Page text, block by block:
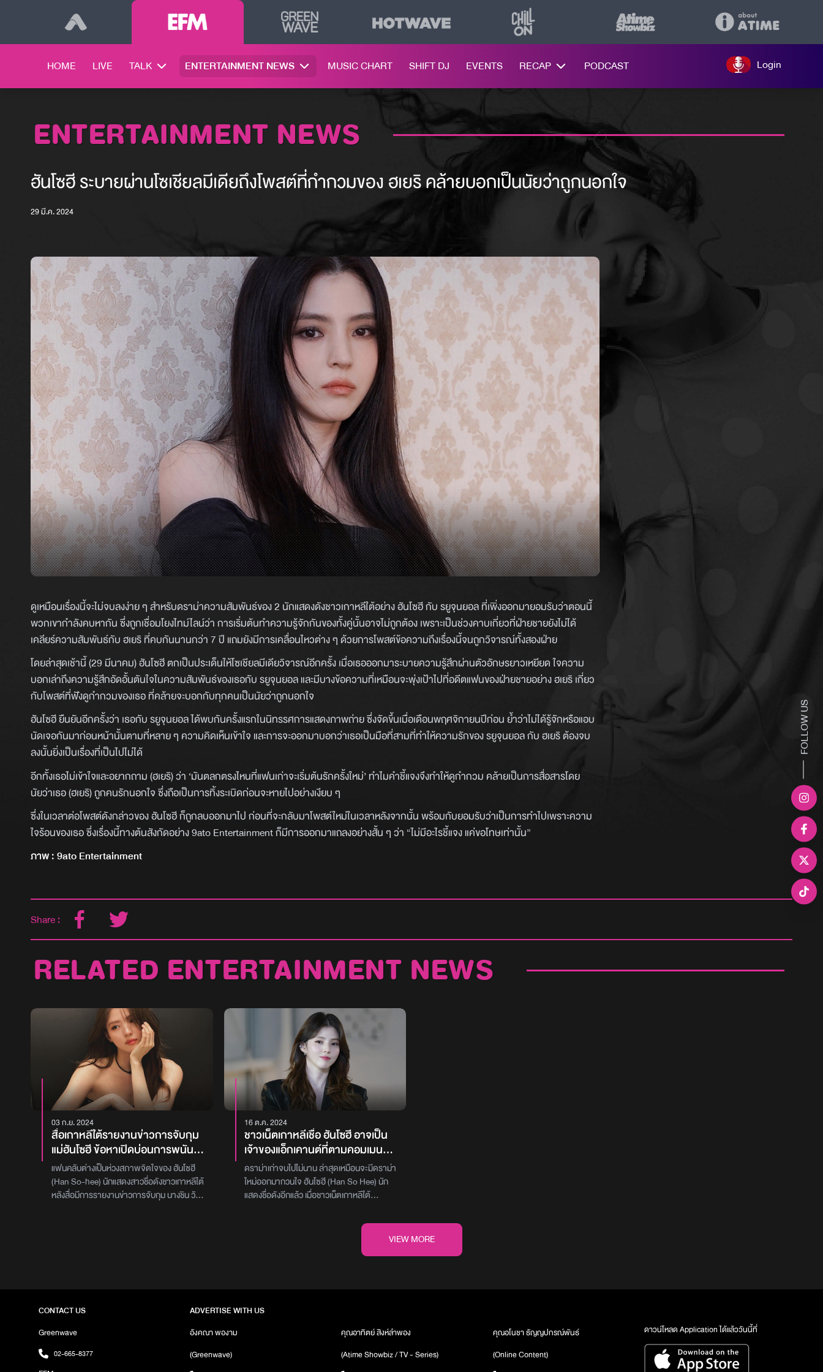
HOME LIVE TALK ENTERTAINMENT NEWS MUSIC CHART SHIFT DJ EVENTS RECAP PODCAST Login
ENTERTAINMENT NEWS
ฮันโซฮี ระบายผ่านโซเชียลมีเดียถึงโพสต์ที่กำกวมของ ฮเยริ คล้ายบอกเป็นนัยว่าถูกนอกใจ
29 มี.ค. 2024
ดูเหมือนเรื่องนี้จะไม่จบลงง่าย ๆ สำหรับดราม่าความสัมพันธ์ของ 2 นักแสดงดังชาวเกาหลีใต้อย่าง ฮันโซฮี กับ รยูจุนยอล ที่เพิ่งออกมายอมรับว่าตอนนี้
พวกเขากำลังคบหากัน ซึ่งถูกเชื่อมโยงไทม์ไลน์ว่า การเริ่มต้นทำความรู้จักกันของทั้งคู่นั้นอาจไม่ถูกต้อง เพราะเป็นช่วงคาบเกี่ยวที่ฝ่ายชายยังไม่ได้
เคลียร์ความสัมพันธ์กับ ฮเยริ ที่คบกันนานกว่า 7 ปี แถมยังมีการเคลื่อนไหวต่าง ๆ ด้วยการโพสต์ข้อความถึงเรื่องนี้จนถูกวิจารณ์ทั้งสองฝ่าย
โดยล่าสุดเช้านี้ (29 มีนาคม) ฮันโซฮี ตกเป็นประเด็นให้โซเชียลมีเดียวิจารณ์อีกครั้ง เมื่อเธอออกมาระบายความรู้สึกผ่านตัวอักษรยาวเหยียด ใจความ
บอกเล่าถึงความรู้สึกอัดอั้นตันใจในความสัมพันธ์ของเธอกับ รยูจุนยอล และมีบางข้อความที่เหมือนจะพุ่งเป้าไปที่อดีตแฟนของฝ่ายชายอย่าง ฮเยริ เกี่ยว
กับโพสต์ที่ฟังดูกำกวมของเธอ ที่คล้ายจะบอกกับทุกคนเป็นนัยว่าถูกนอกใจ
ฮันโซฮี ยืนยันอีกครั้งว่า เธอกับ รยูจุนยอล ได้พบกันครั้งแรกในนิทรรศการแสดงภาพถ่าย ซึ่งจัดขึ้นเมื่อเดือนพฤศจิกายนปีก่อน ย้ำว่าไม่ได้รู้จักหรือแอบ
นัดเจอกันมาก่อนหน้านั้นตามที่หลาย ๆ ความคิดเห็นเข้าใจ และการจะออกมาบอกว่าเธอเป็นมือที่สามที่ทำให้ความรักของ รยูจุนยอล กับ ฮเยริ ต้องจบ
ลงนั้นยิ่งเป็นเรื่องที่เป็นไปไม่ได้
อีกทั้งเธอไม่เข้าใจและอยากถาม (ฮเยริ) ว่า ‘มันตลกตรงไหนที่แฟนเก่าจะเริ่มต้นรักครั้งใหม่’ ทำไมคำชี้แจงจึงทำให้ดูกำกวม คล้ายเป็นการสื่อสารโดย
นัยว่าเธอ (ฮเยริ) ถูกคนรักนอกใจ ซึ่งถือเป็นการทิ้งระเบิดก่อนจะหายไปอย่างเงียบ ๆ
ซึ่งในเวลาต่อโพสต์ดังกล่าวของ ฮันโซฮี ก็ถูกลบออกมาไป ก่อนที่จะกลับมาโพสต์ใหม่ในเวลาหลังจากนั้น พร้อมกับยอมรับว่าเป็นการทำไปเพราะความ
ใจร้อนของเธอ ซึ่งเรื่องนี้ทางต้นสังกัดอย่าง 9ato Entertainment ก็มีการออกมาแถลงอย่างสั้น ๆ ว่า “ไม่มีอะไรชี้แจง แค่ขอโทษเท่านั้น”
ภาพ : 9ato Entertainment
Share :
RELATED ENTERTAINMENT NEWS
03 ก.ย. 2024
สื่อเกาหลีใต้รายงานข่าวการจับกุม
แม่ฮันโซฮี ข้อหาเปิดบ่อนการพนัน
ผิดกฎหมายถึง 12 แห่ง
แฟนคลับต่างเป็นห่วงสภาพจิตใจของ ฮันโซฮี
(Han So-hee) นักแสดงสาวชื่อดังชาวเกาหลีใต้
หลังสื่อมีการรายงานข่าวการจับกุม นางชิน วัย
เว็บไซต์การพนัน เพื่อเข้าไปใช้เล่นเกม อีกทั้งยัง
จ้างให้บุคคลอื่นเป็นนกต่อชักชวนคนมาเล่นพนัน
ด้วยย้อนกลับไปเมื่อปี 2565 มีการเปิดเผยว่า
เรื่อง อาทิ การหลอกลวง แอบอ้างกู้ยืมเงิน ซึ่ง
16 ต.ค. 2024
ชาวเน็ตเกาหลีเชื่อ ฮันโซฮี อาจเป็น
เจ้าของแอ็กเคานต์ที่ตามคอมเมนต์
โจมตี ฮเยริ จนต้นสังกัดต้องรีบออก
มาชี้แจง
ดราม่าเก่าจบไปไม่นาน ล่าสุดเหมือนจะมีดราม่า
ใหม่ออกมากวนใจ ฮันโซฮี (Han So Hee) นัก
แสดงชื่อดังอีกแล้ว เมื่อชาวเน็ตเกาหลีใต้
โซฮี กับบัญชีโซเชียลมีเดียแอ็กเคานต์หนึ่ง ซึ่งจะ
ทำนองเสียหายหลายครั้งหนึ่งเหตุผลที่ทำให้ชาว
บนอินสตาแกรมส่วนตัวของเธอ แต่ก็มีคนเข้าไป
อ้าง ใครก็สามารถทำได้ และเหตุผลนี้ก็ดูจะไม่สม
เหตุสมผลเท่าไหร่ที่จะกล่าวหาเธอว่าอยู่เบื้องหลัง
กล่าวมีดาราหญิงคนหนึ่งกดติดตาม เธอคือ
VIEW MORE
FOLLOW US
CONTACT US
Greenwave
02-665-8377
ADVERTISE WITH US
อังคณา พองาม
(Greenwave)
คุณอาทิตย์ สิงห์ลำพอง
(Atime Showbiz / TV - Series)
คุณอโนชา ธัญญปกรณ์พันธ์
(Online Content)
ดาวน์โหลด Application ได้แล้ววันนี้ที่